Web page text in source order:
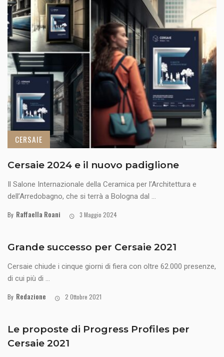
CERSAIE
Cersaie 2024 e il nuovo padiglione
Il Salone Internazionale della Ceramica per l’Architettura e
dell’Arredobagno, che si terrà a Bologna dal ...
By Raffaella Roani 3 Maggio 2024
Grande successo per Cersaie 2021
Cersaie chiude i cinque giorni di fiera con oltre 62.000 presenze,
di cui più di ...
By Redazione 2 Ottobre 2021
Le proposte di Progress Profiles per
Cersaie 2021